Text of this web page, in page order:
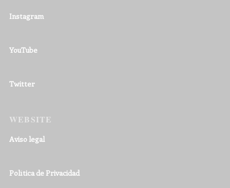
Instagram
YouTube
Twitter
WEBSITE
Aviso legal
Política de Privacidad